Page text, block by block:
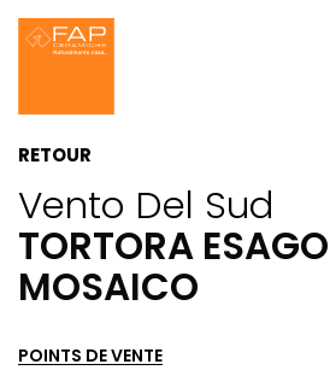
RETOUR
Vento Del Sud
TORTORA
MOSAICO
POINTS DE VENTE